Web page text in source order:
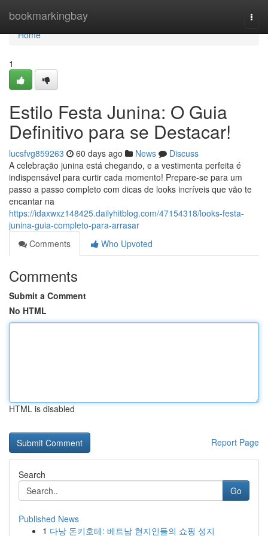
bookmarkingbay
Home
Home
1
Estilo Festa Junina: O Guia
Definitivo para se Destacar!
lucsfvg859263 60 days ago News
Discuss
A celebração junina está chegando, e a vestimenta perfeita é
indispensável para curtir cada momento! Prepare-se para um
passo a passo completo com dicas de looks incríveis que vão te
encantar na
https://idaxwxz148425.dailyhitblog.com/47154318/looks-festa-
junina-guia-completo-para-arrasar
Comments
Who Upvoted
Comments
Submit a Comment
No HTML
HTML is disabled
Report Page
Search
Go
Published News
1 다낭 돈키호테: 베트남 현지인들의 쇼핑 성지